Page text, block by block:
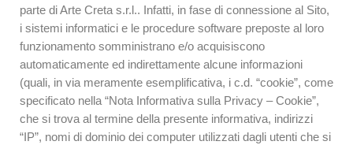
parte di Arte Creta s.r.l.. Infatti, in fase di connessione al Sito,
i sistemi informatici e le procedure software preposte al loro
funzionamento somministrano e/o acquisiscono
automaticamente ed indirettamente alcune informazioni
(quali, in via meramente esemplificativa, i c.d. “cookie”, come
specificato nella “Nota Informativa sulla Privacy – Cookie”,
che si trova al termine della presente informativa, indirizzi
“IP”, nomi di dominio dei computer utilizzati dagli utenti che si